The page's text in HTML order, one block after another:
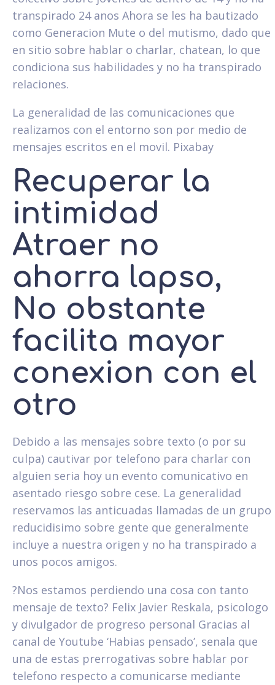
transpirado 24 anos Ahora se les ha bautizado
como Generacion Mute o del mutismo, dado que
en sitio sobre hablar o charlar, chatean, lo que
condiciona sus habilidades y no ha transpirado
relaciones.
La generalidad de las comunicaciones que
realizamos con el entorno son por medio de
mensajes escritos en el movil. Pixabay
Recuperar la
intimidad
Atraer no
ahorra lapso,
No obstante
facilita mayor
conexion con el
otro
Debido a las mensajes sobre texto (o por su
culpa) cautivar por telefono para charlar con
alguien seri­a hoy un evento comunicativo en
asentado riesgo sobre cese. La generalidad
reservamos las anticuadas llamadas de un grupo
reducidisimo sobre gente que generalmente
incluye a nuestra origen y no ha transpirado a
unos pocos amigos.
?Nos estamos perdiendo una cosa con tanto
mensaje de texto? Felix Javier Reskala, psicologo
y divulgador de progreso personal Gracias al
canal de Youtube ‘Habias pensado’, senala que
una de estas prerrogativas sobre hablar por
telefono respecto a comunicarse mediante